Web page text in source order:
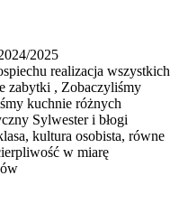
2025
realizacja wszystkich
zabytki , Zobaczyliśmy
kuchnie różnych
Sylwester i błogi
kultura osobista, równe
w miarę